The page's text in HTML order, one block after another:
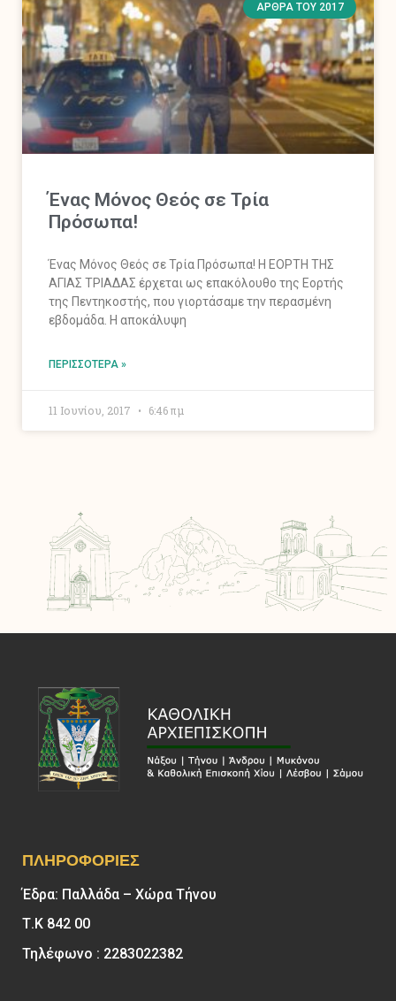
ΆΡΘΡΑ ΤΟΥ 2017
Ένας Μόνος Θεός σε Τρία
Πρόσωπα!
Ένας Μόνος Θεός σε Τρία Πρόσωπα! Η ΕΟΡΤΗ ΤΗΣ
ΑΓΙΑΣ ΤΡΙΑΔΑΣ έρχεται ως επακόλουθο της Εορτής
της Πεντηκοστής, που γιορτάσαμε την περασμένη
εβδομάδα. Η αποκάλυψη
ΠΕΡΙΣΣΌΤΕΡΑ »
11 Ιουνίου, 2017 6:46 πμ
ΠΛΗΡΟΦΟΡΊΕΣ
Έδρα: Παλλάδα – Χώρα Τήνου
Τ.Κ 842 00
Τηλέφωνο : 2283022382